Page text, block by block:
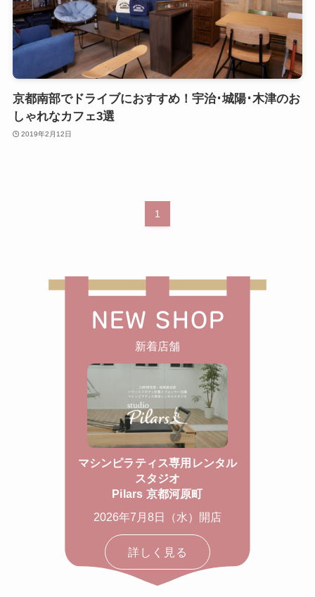
京都南部でドライブにおすすめ！宇治･城陽･木津のお
しゃれなカフェ3選
2019年2月12日
1
NEW SHOP
新着店舗
マシンピラティス専用レンタル
スタジオ
Pilars 京都河原町
2026年7月8日（水）開店
詳しく見る